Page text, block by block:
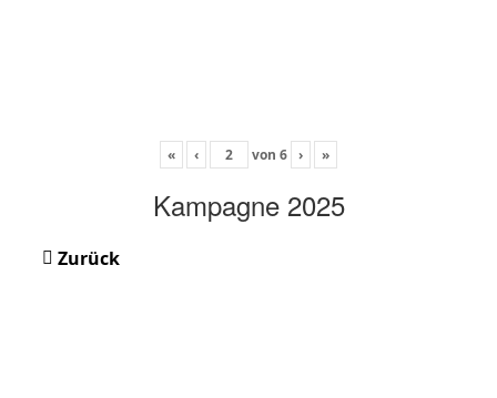
« ‹ von 6 › »
Kampagne 2025
Zurück